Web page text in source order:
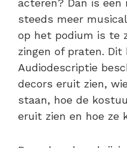
acteren? Dan is
steeds meer
op het podium is te
zingen of praten.
Audiodescriptie
decors eruit zien,
staan, hoe de
eruit zien en hoe ze